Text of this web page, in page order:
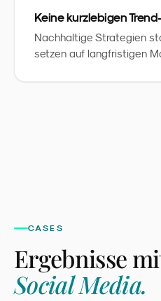
Keine kurzlebigen
Nachhaltige Strategien
setzen auf langfristigen
CASES
Ergebnisse
Social Media.